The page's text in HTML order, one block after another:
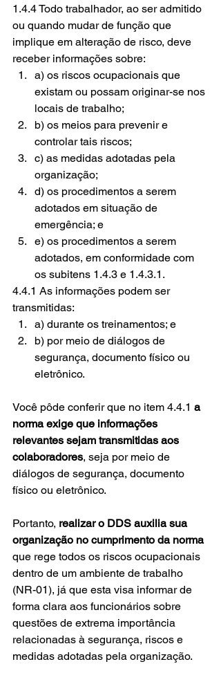
1.4.4 Todo trabalhador, ao ser admitido
ou quando mudar de função que
implique em alteração de risco, deve
receber informações sobre:
a) os riscos ocupacionais que
existam ou possam originar-se nos
locais de trabalho;
b) os meios para prevenir e
controlar tais riscos;
c) as medidas adotadas pela
organização;
d) os procedimentos a serem
adotados em situação de
emergência; e
e) os procedimentos a serem
adotados, em conformidade com
os subitens 1.4.3 e 1.4.3.1.
4.4.1 As informações podem ser
transmitidas:
a) durante os treinamentos; e
b) por meio de diálogos de
segurança, documento físico ou
eletrônico.
Você pôde conferir que no item 4.4.1 a
norma exige que informações
relevantes sejam transmitidas aos
colaboradores, seja por meio de
diálogos de segurança, documento
físico ou eletrônico.
Portanto, realizar o DDS auxilia sua
organização no cumprimento da norma
que rege todos os riscos ocupacionais
dentro de um ambiente de trabalho
(NR-01), já que esta visa informar de
forma clara aos funcionários sobre
questões de extrema importância
relacionadas à segurança, riscos e
medidas adotadas pela organização.